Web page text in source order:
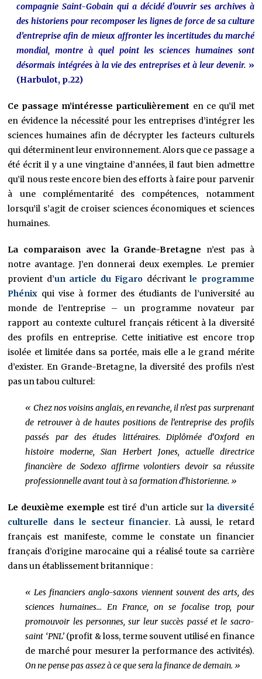
compagnie Saint-Gobain qui a décidé d’ouvrir ses archives à
des historiens pour recomposer les lignes de force de sa culture
d’entreprise afin de mieux affronter les incertitudes du marché
mondial, montre à quel point les sciences humaines sont
désormais intégrées à la vie des entreprises et à leur devenir. »
(Harbulot, p.22)
Ce passage m’intéresse particulièrement en ce qu’il met
en évidence la nécessité pour les entreprises d’intégrer les
sciences humaines afin de décrypter les facteurs culturels
qui déterminent leur environnement. Alors que ce passage a
été écrit il y a une vingtaine d’années, il faut bien admettre
qu’il nous reste encore bien des efforts à faire pour parvenir
à une complémentarité des compétences, notamment
lorsqu’il s’agit de croiser sciences économiques et sciences
humaines.
La comparaison avec la Grande-Bretagne n’est pas à
notre avantage. J’en donnerai deux exemples. Le premier
provient d’un article du Figaro décrivantle programme
Phénix qui vise à former des étudiants de l’université au
monde de l’entreprise – un programme novateur par
rapport au contexte culturel français réticent à la diversité
des profils en entreprise. Cette initiative est encore trop
isolée et limitée dans sa portée, mais elle a le grand mérite
d’exister. En Grande-Bretagne, la diversité des profils n’est
pas un tabou culturel:
« Chez nos voisins anglais, en revanche, il n’est pas surprenant
de retrouver à de hautes positions de l’entreprise des profils
passés par des études littéraires. Diplômée d’Oxford en
histoire moderne, Sian Herbert Jones, actuelle directrice
financière de Sodexo affirme volontiers devoir sa réussite
professionnelle avant tout à sa formation d’historienne. »
Le deuxième exemple est tiré d’un article sur la diversité
culturelle dans le secteur financier. Là aussi, le retard
français est manifeste, comme le constate un financier
français d’origine marocaine qui a réalisé toute sa carrière
dans un établissement britannique :
« Les financiers anglo-saxons viennent souvent des arts, des
sciences humaines… En France, on se focalise trop, pour
promouvoir les personnes, sur leur succès passé et le sacro-
saint ‘PNL’ (profit & loss, terme souvent utilisé en finance
de marché pour mesurer la performance des activités).
On ne pense pas assez à ce que sera la finance de demain. »